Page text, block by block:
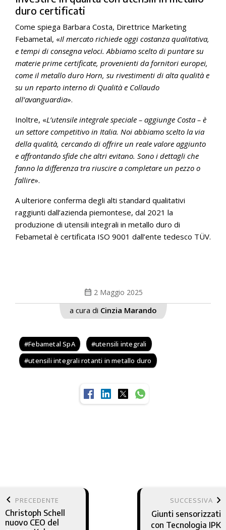
duro certificati
Come spiega Barbara Costa, Direttrice Marketing
Febametal, «Il mercato richiede oggi costanza qualitativa,
e tempi di consegna veloci. Abbiamo scelto di puntare su
materie prime certificate, provenienti da fornitori europei,
come il metallo duro Horn, su rivestimenti di alta qualità e
su un reparto interno di Qualità e Collaudo
all’avanguardia».
Inoltre, «L’utensile integrale speciale – aggiunge Costa – è
un settore competitivo in Italia. Noi abbiamo scelto la via
della qualità, cercando di offrire un reale valore aggiunto
e affrontando sfide che altri evitano. Sono i dettagli che
fanno la differenza tra riuscire a completare un pezzo o
fallire».
A ulteriore conferma degli alti standard qualitativi
raggiunti dall’azienda piemontese, dal 2021 la
produzione di utensili integrali in metallo duro di
Febametal è certificata ISO 9001 dall’ente tedesco TÜV.
calendar_month 2 Maggio 2025
a cura di Cinzia Marando
Febametal SpA
utensili integrali
utensili integrali rotanti in metallo duro
keyboard_arrow_left PRECEDENTE
Christoph Schell
nuovo CEO del
SUCCESSIVA keyboard_arrow_right
Giunti sensorizzati
con Tecnologia IPK